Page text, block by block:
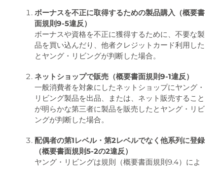
ボーナスを不正に取得するための製品購入（概要書
面規則9-5違反）
ボーナスや資格を不正に獲得するために、不要な製
品を買い込んだり、他者クレジットカード利用した
とヤング・リビングが判断した場合。
ネットショップで販売（概要書面規則9-1違反）
一般消費者を対象にしたネットショップにヤング・
リビング製品を出品、または、ネット販売すること
が明らかな第三者に製品を販売したとヤング・リビ
ングが判断した場合。
配偶者の第1レベル・第2レベルでなく他系列に登録
（概要書面規則5-2の2違反）
ヤング・リビングは規則（概要書面規則9.4）によ